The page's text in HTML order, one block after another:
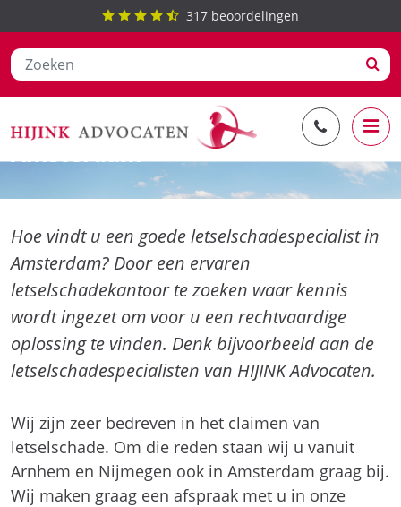
naar
de
317 beoordelingen
Letselschadespecialist
Amsterdam
Hoe vindt u een goede letselschadespecialist in
Amsterdam? Door een ervaren
letselschadekantoor te zoeken waar kennis
wordt ingezet om voor u een rechtvaardige
oplossing te vinden. Denk bijvoorbeeld aan de
letselschadespecialisten van HIJINK Advocaten.
Wij zijn zeer bedreven in het claimen van
letselschade. Om die reden staan wij u vanuit
Arnhem en Nijmegen ook in Amsterdam graag bij.
Wij maken graag een afspraak met u in onze